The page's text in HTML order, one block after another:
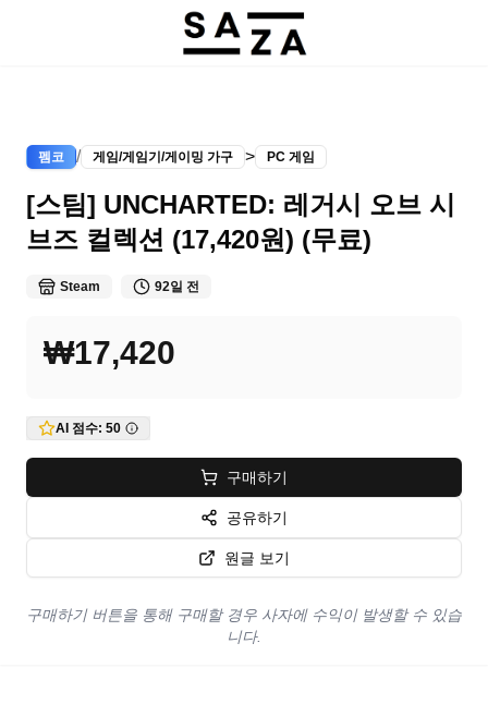
펨코 / 게임/게임기/게이밍 가구 > PC 게임
[스팀] UNCHARTED: 레거시 오브 시
브즈 컬렉션 (17,420원) (무료)
Steam 92일 전
₩17,420
AI 점수: 50
구매하기
공유하기
원글 보기
구매하기 버튼을 통해 구매할 경우 사자에 수익이 발생할 수 있습
니다.